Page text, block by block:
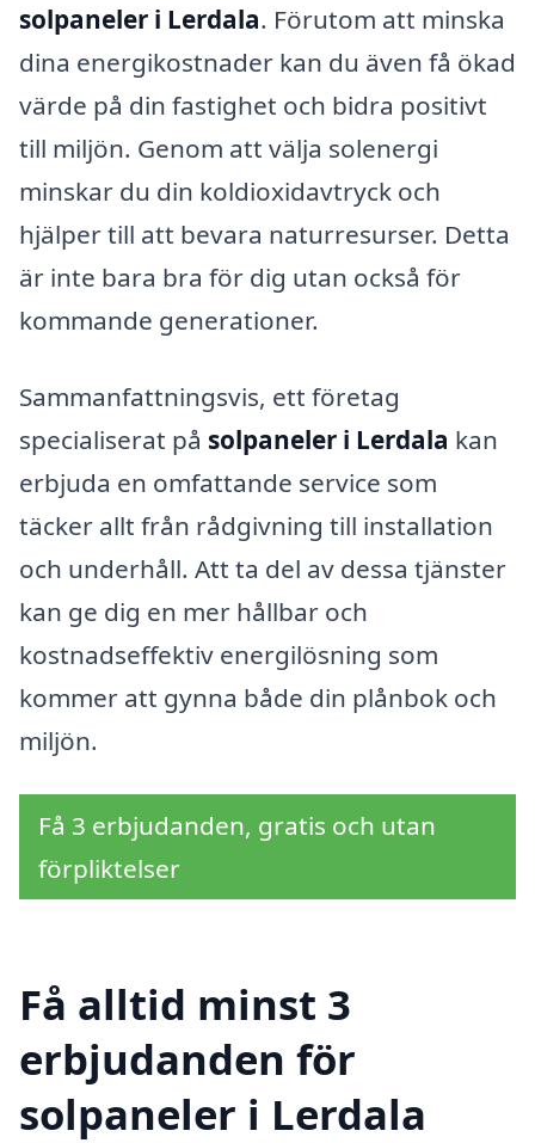
solpaneler i Lerdala. Förutom att minska
dina energikostnader kan du även få ökad
värde på din fastighet och bidra positivt
till miljön. Genom att välja solenergi
minskar du din koldioxidavtryck och
hjälper till att bevara naturresurser. Detta
är inte bara bra för dig utan också för
kommande generationer.
Sammanfattningsvis, ett företag
specialiserat på solpaneler i Lerdala kan
erbjuda en omfattande service som
täcker allt från rådgivning till installation
och underhåll. Att ta del av dessa tjänster
kan ge dig en mer hållbar och
kostnadseffektiv energilösning som
kommer att gynna både din plånbok och
miljön.
Få 3 erbjudanden, gratis och utan
förpliktelser
Få alltid minst 3
erbjudanden för
solpaneler i Lerdala